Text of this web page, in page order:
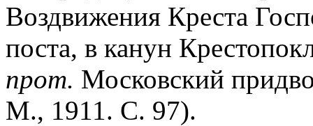
Воздвижения Креста
поста, в канун
прот. Московский
М., 1911. С. 97).